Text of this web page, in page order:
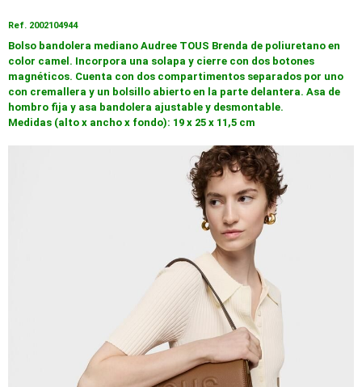
Ref. 2002104944
Bolso bandolera mediano Audree TOUS Brenda de poliuretano en
color camel. Incorpora una solapa y cierre con dos botones
magnéticos. Cuenta con dos compartimentos separados por uno
con cremallera y un bolsillo abierto en la parte delantera. Asa de
hombro fija y asa bandolera ajustable y desmontable.
Medidas (alto x ancho x fondo): 19 x 25 x 11,5 cm